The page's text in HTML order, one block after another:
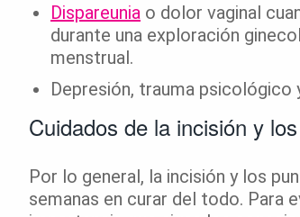
Dispareunia o dolor vaginal
durante una exploración
menstrual.
Depresión, trauma psicológico
Cuidados de la incisión y
Por lo general, la incisión y los
semanas en curar del todo. Para